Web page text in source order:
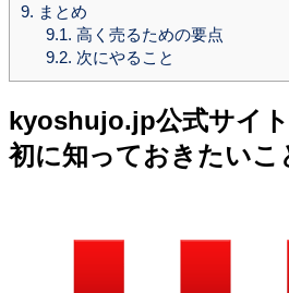
9. まとめ
9.1. 高く売るための要点
9.2. 次にやること
kyoshujo.jp公式サイ
初に知っておきたいこ